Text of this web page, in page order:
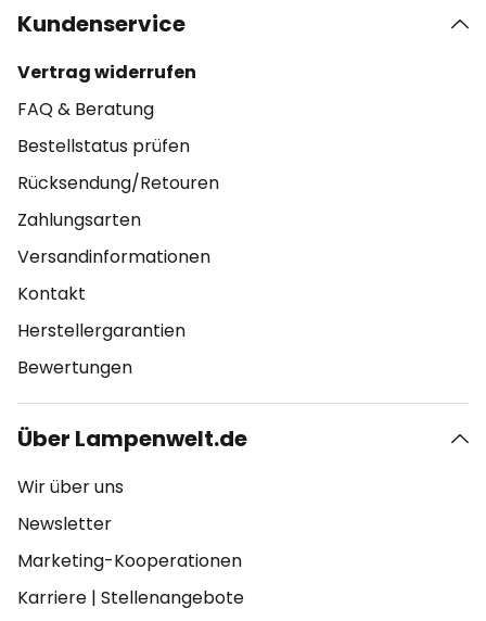
Kundenservice
Vertrag widerrufen
FAQ & Beratung
Bestellstatus prüfen
Rücksendung/Retouren
Zahlungsarten
Versandinformationen
Kontakt
Herstellergarantien
Bewertungen
Über Lampenwelt.de
Wir über uns
Newsletter
Marketing-Kooperationen
Karriere | Stellenangebote